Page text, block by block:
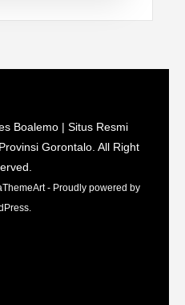
Boalemo | Situs Resmi
Gorontalo. All Right
- Proudly powered by